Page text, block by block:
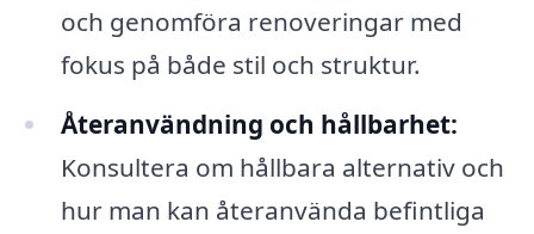
och genomföra renoveringar med
fokus på både stil och struktur.
Återanvändning och hållbarhet:
Konsultera om hållbara alternativ och
hur man kan återanvända befintliga